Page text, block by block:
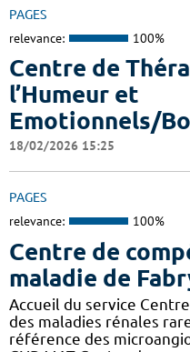
PAGES
relevance: 100%
Centre de
l’Humeur et
Emotionnels/
18/02/2026 15:25
PAGES
relevance: 100%
Centre de
maladie de
Accueil du service
des maladies rénales
référence des